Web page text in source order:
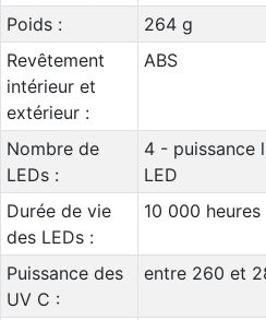
Poids :
264 g
Revêtement
intérieur et
extérieur :
ABS
Nombre de
LEDs :
4 - puissance
LED
Durée de vie
des LEDs :
10 000 heures
Puissance des
UV C :
entre 260 et